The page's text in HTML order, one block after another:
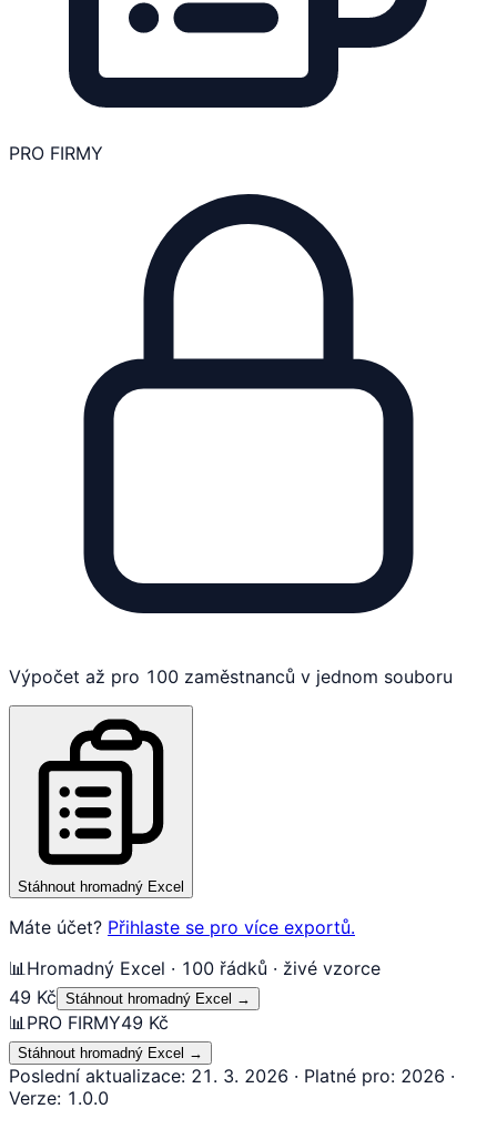
PRO FIRMY
Výpočet až pro 100 zaměstnanců v jednom souboru
Stáhnout hromadný Excel
Máte účet? Přihlaste se pro více exportů.
📊 Hromadný Excel · 100 řádků · živé vzorce
49 Kč Stáhnout hromadný Excel →
📊 PRO FIRMY49 Kč
Stáhnout hromadný Excel →
Poslední aktualizace: 21. 3. 2026 · Platné pro: 2026 ·
Verze: 1.0.0